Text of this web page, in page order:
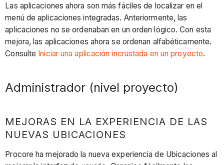
Las aplicaciones ahora son más fáciles de localizar en el
menú de aplicaciones integradas. Anteriormente, las
aplicaciones no se ordenaban en un orden lógico. Con esta
mejora, las aplicaciones ahora se ordenan alfabéticamente.
Consulte Iniciar una aplicación incrustada en un proyecto.
Administrador (nivel proyecto)
MEJORAS EN LA EXPERIENCIA DE LAS
NUEVAS UBICACIONES
Procore ha mejorado la nueva experiencia de Ubicaciones al